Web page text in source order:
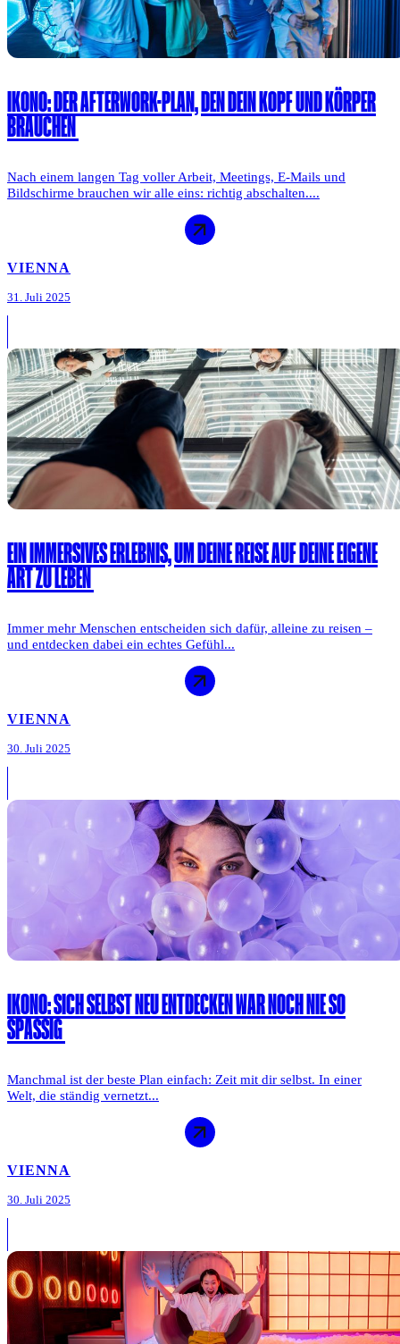
IKONO: DER AFTERWORK-PLAN, DEN DEIN KOPF UND KÖRPER
BRAUCHEN
Nach einem langen Tag voller Arbeit, Meetings, E-Mails und
Bildschirme brauchen wir alle eins: richtig abschalten....
VIENNA
31. Juli 2025
EIN IMMERSIVES ERLEBNIS, UM DEINE REISE AUF DEINE EIGENE
ART ZU LEBEN
Immer mehr Menschen entscheiden sich dafür, alleine zu reisen –
und entdecken dabei ein echtes Gefühl...
VIENNA
30. Juli 2025
IKONO: SICH SELBST NEU ENTDECKEN WAR NOCH NIE SO
SPASSIG
Manchmal ist der beste Plan einfach: Zeit mit dir selbst. In einer
Welt, die ständig vernetzt...
VIENNA
30. Juli 2025